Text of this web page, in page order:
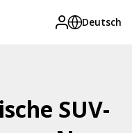
Deutsch
SUV-